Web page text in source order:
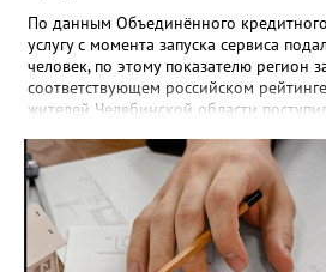
По данным Объединённого
услугу с момента запуска сервиса
человек, по этому показателю регион
соответствующем российском
жителей Челябинской области
снятие. В целом не давать им взаймы
лишним тысячи человек. Почти 89
запрет отозвать. При этом,
примерно каждый пятый из тех, кто
никогда кредиты не брал, столько же
а больше половины имеют долговые